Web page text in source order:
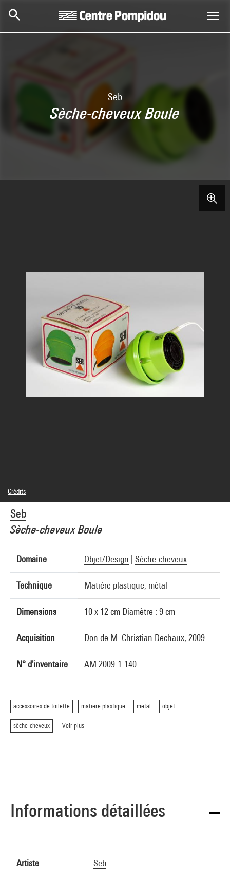
Seb
Sèche-cheveux Boule
Seb
Sèche-cheveux Boule
Domaine Objet/Design Sèche-cheveux
Technique Matière plastique, métal
Dimensions 10 x 12 cm Diamètre : 9 cm
Acquisition Don de M. Christian Dechaux, 2009
N° d'inventaire AM 2009-1-140
accessoires de toilette matière plastique métal objet
sèche-cheveux Voir plus
Crédits
© droits réservés
Crédit photographique : Centre Pompidou, MNAM-CCI/Georges Meguerditchian/Dist.
GrandPalaisRmn
Réf. image : 4N41356
Informations détaillées
Artiste Seb